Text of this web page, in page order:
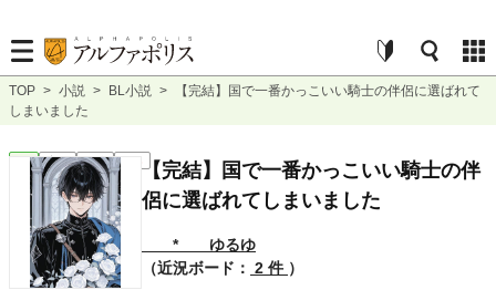
TOP > 小説 > BL小説 >
【完結】国で一番かっこいい騎士の伴侶に選ばれて
しまいました
BL 完結 長編
【完結】国で一番かっこいい騎士の伴
侶に選ばれてしまいました
* ゆるゆ
（近況ボード： 2 件 ）